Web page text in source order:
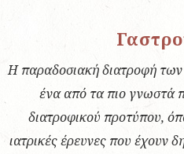
Η παραδοσιακή διατροφή
ένα από τα πιο γνωστά
διατροφικού προτύπου,
ιατρικές έρευνες που έχουν